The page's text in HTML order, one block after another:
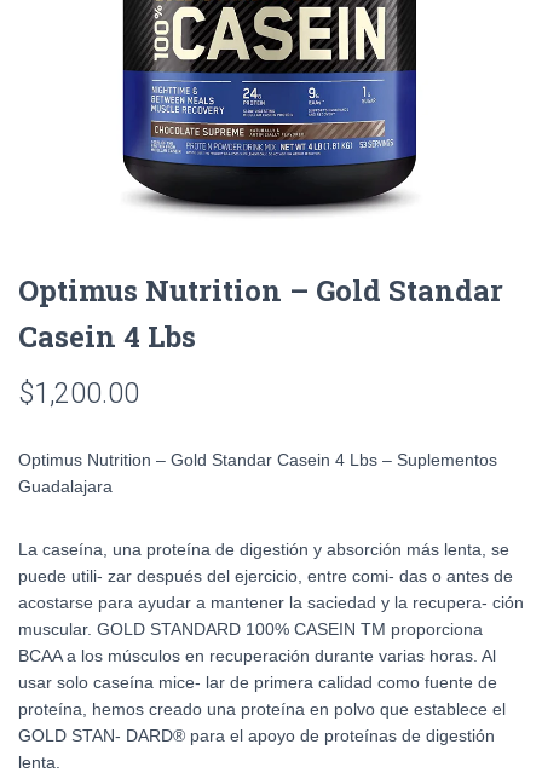
Optimus Nutrition – Gold Standar
Casein 4 Lbs
$1,200.00
Optimus Nutrition – Gold Standar Casein 4 Lbs – Suplementos
Guadalajara
La caseína, una proteína de digestión y absorción más lenta, se
puede utili- zar después del ejercicio, entre comi- das o antes de
acostarse para ayudar a mantener la saciedad y la recupera- ción
muscular. GOLD STANDARD 100% CASEIN TM proporciona
BCAA a los músculos en recuperación durante varias horas. Al
usar solo caseína mice- lar de primera calidad como fuente de
proteína, hemos creado una proteína en polvo que establece el
GOLD STAN- DARD® para el apoyo de proteínas de digestión
lenta.